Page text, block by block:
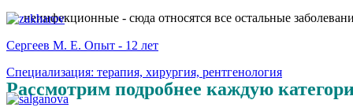
• неинфекционные - сюда относятся все остальные
Рассмотрим подробнее каждую
Сергеев М. Е. Опыт - 12 лет
Специализация: терапия, хирургия, рентгенология